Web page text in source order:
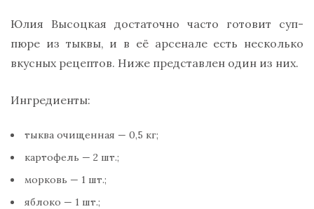
Юлия Высоцкая достаточно часто готовит суп-
пюре из тыквы, и в её арсенале есть несколько
вкусных рецептов. Ниже представлен один из них.
Ингредиенты:
тыква очищенная — 0,5 кг;
картофель — 2 шт.;
морковь — 1 шт.;
яблоко — 1 шт.;